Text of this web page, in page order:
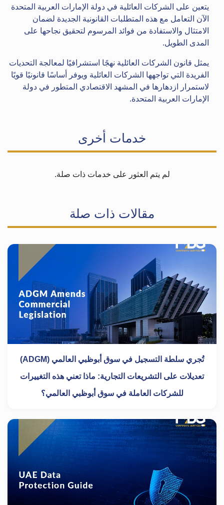
يتعين على الشركات العائلية في دولة الإمارات العربية المتحدة
الآن التعامل مع هذه المتطلبات القانونية الجديدة لضمان
الامتثال والاستفادة من فوائد المرسوم لتحقيق نجاحها على
المدى الطويل.
يمثل قانون الشركات العائلية نهجًا استشرافيًا لمعالجة التحديات
الفريدة التي تواجهها الشركات العائلية ويوفر أساسًا قانونيًا قويًا
لاستمرار ازدهارها في المشهد الاقتصادي المتطور في دولة
الإمارات العربية المتحدة.
خدمات أخرى
لم يتم العثور على خدمات ذات صلة.
مقالات ذات صلة
تُجري سلطة التسجيل في سوق أبوظبي العالمي (ADGM)
تعديلات على التشريعات التجارية: ماذا تعني هذه التغييرات
للشركات العاملة في سوق أبوظبي العالمي؟